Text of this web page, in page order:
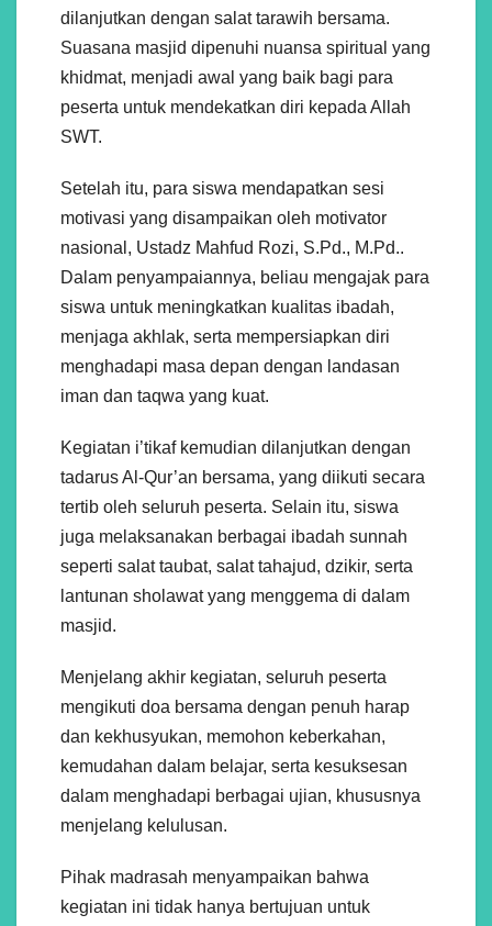
dilanjutkan dengan salat tarawih bersama.
Suasana masjid dipenuhi nuansa spiritual yang
khidmat, menjadi awal yang baik bagi para
peserta untuk mendekatkan diri kepada Allah
SWT.
Setelah itu, para siswa mendapatkan sesi
motivasi yang disampaikan oleh motivator
nasional, Ustadz Mahfud Rozi, S.Pd., M.Pd..
Dalam penyampaiannya, beliau mengajak para
siswa untuk meningkatkan kualitas ibadah,
menjaga akhlak, serta mempersiapkan diri
menghadapi masa depan dengan landasan
iman dan taqwa yang kuat.
Kegiatan i’tikaf kemudian dilanjutkan dengan
tadarus Al-Qur’an bersama, yang diikuti secara
tertib oleh seluruh peserta. Selain itu, siswa
juga melaksanakan berbagai ibadah sunnah
seperti salat taubat, salat tahajud, dzikir, serta
lantunan sholawat yang menggema di dalam
masjid.
Menjelang akhir kegiatan, seluruh peserta
mengikuti doa bersama dengan penuh harap
dan kekhusyukan, memohon keberkahan,
kemudahan dalam belajar, serta kesuksesan
dalam menghadapi berbagai ujian, khususnya
menjelang kelulusan.
Pihak madrasah menyampaikan bahwa
kegiatan ini tidak hanya bertujuan untuk